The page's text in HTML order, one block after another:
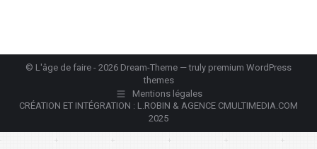
© L'âge de faire - 2026 Dream-Theme — truly premium WordPress
themes
Mentions légales
CRÉATION ET INTÉGRATION : L.ROBIN & AGENCE CMULTIMEDIA.COM
2025